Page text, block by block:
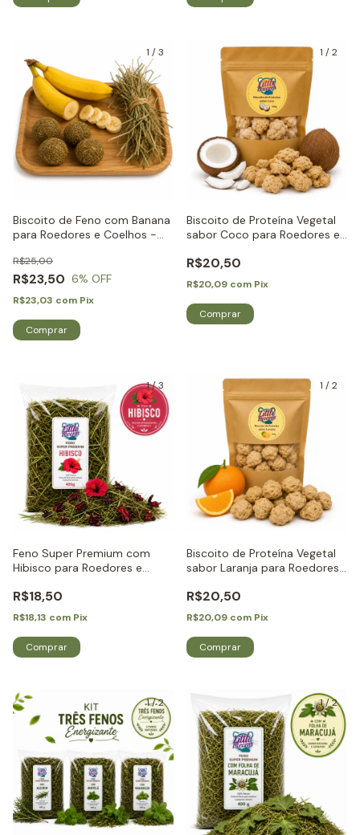
1 /3
Biscoito de Feno com Banana
para Roedores e Coelhos -
R$23,50
R$25,00
6% OFF
R$23,03 com Pix
1 /2
Biscoito de Proteína Vegetal
sabor Coco para Roedores e
R$20,50
R$20,09 com Pix
1/3
Feno Super Premium com
Hibisco para Roedores e
R$18,50
R$18,13 com Pix
1 /2
Biscoito de Proteína Vegetal
sabor Laranja para Roedores
R$20,50
R$20,09 com Pix
1/2 1/2